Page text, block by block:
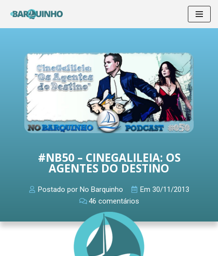
Pular
conteúdo
#NB50 – CINEGALILEIA: OS
AGENTES DO DESTINO
Postado por No Barquinho Em 30/11/2013
46 comentários